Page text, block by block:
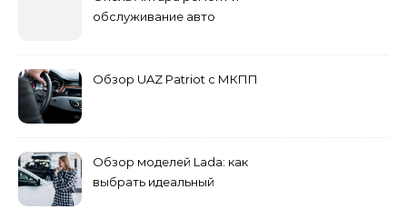
обслуживание авто
Обзор UAZ Patriot с МКПП
Обзор моделей Lada: как
выбрать идеальный